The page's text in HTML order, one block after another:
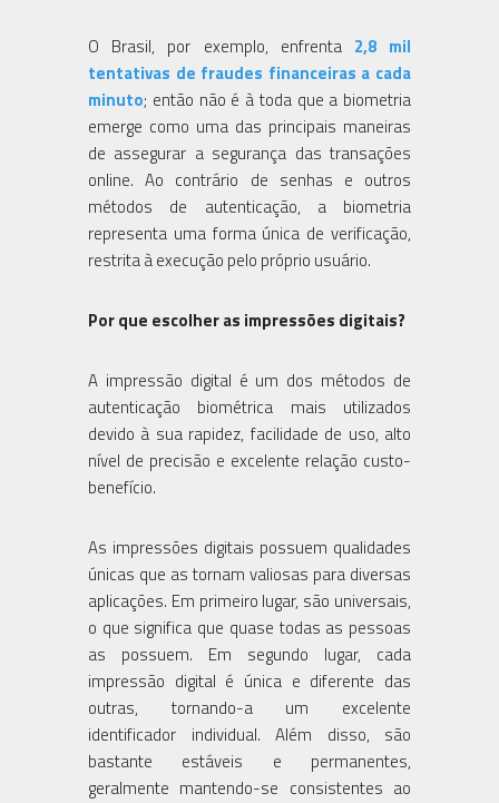
O Brasil, por exemplo, enfrenta 2,8 mil
tentativas de fraudes financeiras a cada
minuto; então não é à toda que a biometria
emerge como uma das principais maneiras
de assegurar a segurança das transações
online. Ao contrário de senhas e outros
métodos de autenticação, a biometria
representa uma forma única de verificação,
restrita à execução pelo próprio usuário.
Por que escolher as impressões digitais?
A impressão digital é um dos métodos de
autenticação biométrica mais utilizados
devido à sua rapidez, facilidade de uso, alto
nível de precisão e excelente relação custo-
benefício.
As impressões digitais possuem qualidades
únicas que as tornam valiosas para diversas
aplicações. Em primeiro lugar, são universais,
o que significa que quase todas as pessoas
as possuem. Em segundo lugar, cada
impressão digital é única e diferente das
outras, tornando-a um excelente
identificador individual. Além disso, são
bastante estáveis e permanentes,
geralmente mantendo-se consistentes ao